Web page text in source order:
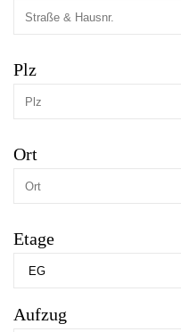
Plz
Ort
Etage
Aufzug